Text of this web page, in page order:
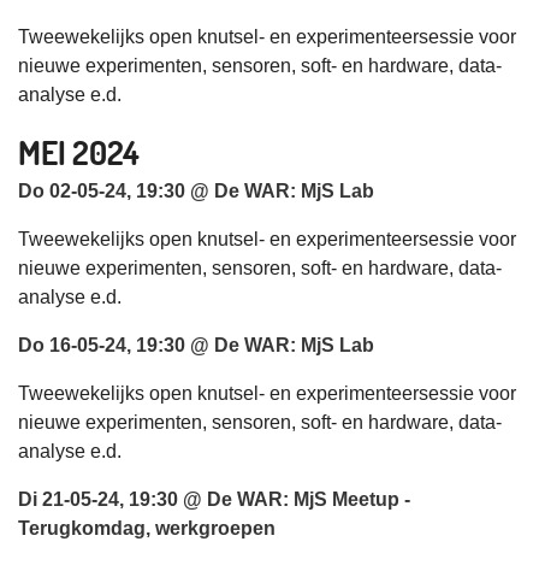
Tweewekelijks open knutsel- en experimenteersessie voor
nieuwe experimenten, sensoren, soft- en hardware, data-
analyse e.d.
MEI 2024
Do 02-05-24, 19:30 @ De WAR: MjS Lab
Tweewekelijks open knutsel- en experimenteersessie voor
nieuwe experimenten, sensoren, soft- en hardware, data-
analyse e.d.
Do 16-05-24, 19:30 @ De WAR: MjS Lab
Tweewekelijks open knutsel- en experimenteersessie voor
nieuwe experimenten, sensoren, soft- en hardware, data-
analyse e.d.
Di 21-05-24, 19:30 @ De WAR: MjS Meetup -
Terugkomdag, werkgroepen